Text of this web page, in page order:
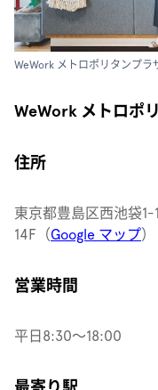
WeWork メトロポリタンプラ
WeWork メトロポ
住所
東京都豊島区西池袋
14F（Google マップ）
営業時間
平日8:30〜18:00